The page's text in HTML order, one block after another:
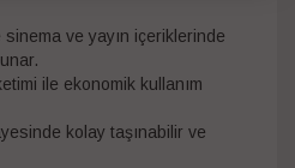
sinema ve yayın içeriklerinde
ile ekonomik kullanım
kolay taşınabilir ve